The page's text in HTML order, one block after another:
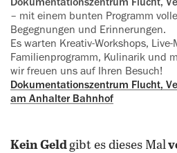
– mit einem bunten Programm
Be‍gegnungen und Erinnerungen.
Es war‍ten Kreativ-Workshops,
Familienprogramm, Kulinarik und
wir freuen uns auf Ihren Besuch!
Dokumentationszentrum Flucht,
am Anhalter Bahnhof
Kein Geldgibt es dieses Mal